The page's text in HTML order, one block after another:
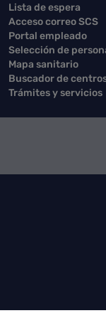
Lista de espera
Acceso correo SCS
Portal empleado
Selección de
Mapa sanitario
Buscador de
Trámites y servicios